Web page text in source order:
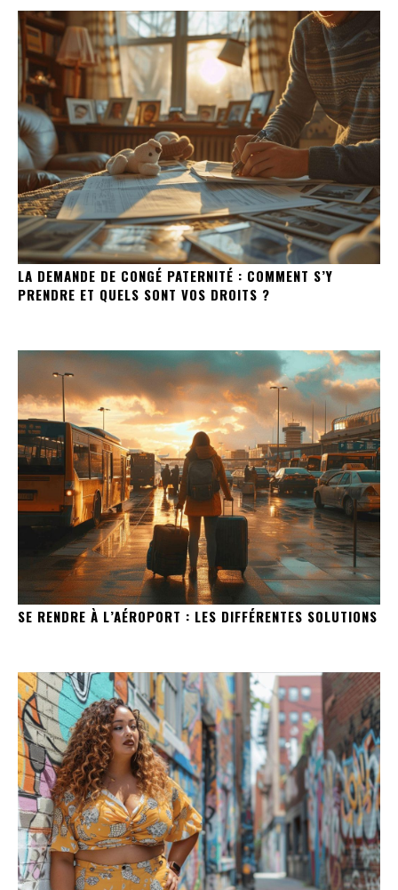
LA DEMANDE DE CONGÉ PATERNITÉ : COMMENT S’Y
PRENDRE ET QUELS SONT VOS DROITS ?
SE RENDRE À L’AÉROPORT : LES DIFFÉRENTES SOLUTIONS